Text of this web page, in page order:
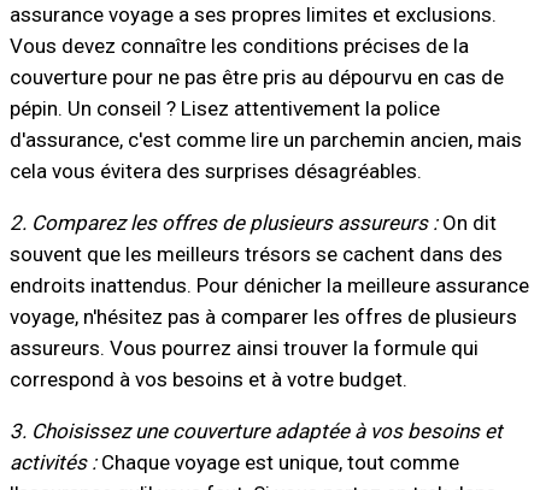
assurance voyage a ses propres limites et exclusions.
Vous devez connaître les conditions précises de la
couverture pour ne pas être pris au dépourvu en cas de
pépin. Un conseil ? Lisez attentivement la police
d'assurance, c'est comme lire un parchemin ancien, mais
cela vous évitera des surprises désagréables.
2. Comparez les offres de plusieurs assureurs :On dit
souvent que les meilleurs trésors se cachent dans des
endroits inattendus. Pour dénicher la meilleure assurance
voyage, n'hésitez pas à comparer les offres de plusieurs
assureurs. Vous pourrez ainsi trouver la formule qui
correspond à vos besoins et à votre budget.
3. Choisissez une couverture adaptée à vos besoins et
activités :Chaque voyage est unique, tout comme